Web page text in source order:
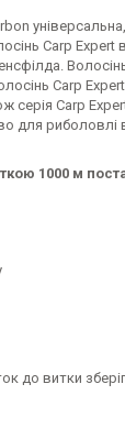
Carp
Carp Expert
Carp
для риболовлі
1000 м
до витки